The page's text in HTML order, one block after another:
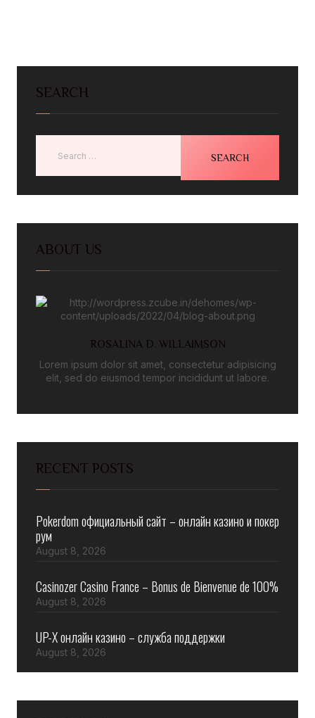
SEARCH
ABOUT US
ROSALINA D. WILLAIMSON
Lorem ipsum dolor sit amet, consectetur adipisicing
elit, sed do eiusmod tempor incididunt ut labore.
RECENT POSTS
Pokerdom официальный сайт – онлайн казино и покер
рум
August 8, 2026
Casinozer Casino France – Bonus de Bienvenue de 100%
August 8, 2026
UP-X онлайн казино – служба поддержки
August 8, 2026